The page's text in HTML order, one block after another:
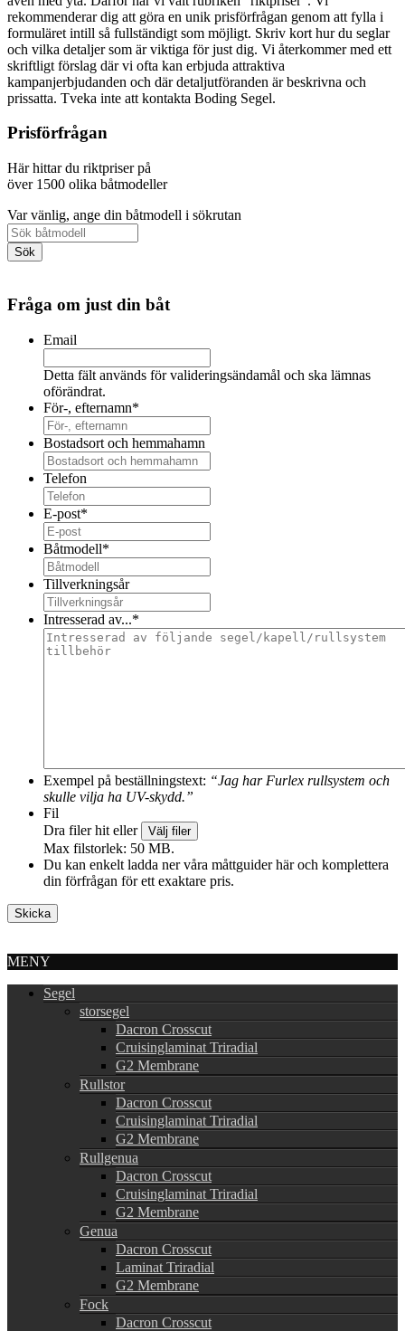
rekommenderar dig att göra en unik prisförfrågan genom att fylla i
formuläret intill så fullständigt som möjligt. Skriv kort hur du seglar
och vilka detaljer som är viktiga för just dig. Vi återkommer med ett
skriftligt förslag där vi ofta kan erbjuda attraktiva
kampanjerbjudanden och där detaljutföranden är beskrivna och
prissatta. Tveka inte att kontakta Boding Segel.
Prisförfrågan
Här hittar du riktpriser på
över 1500 olika båtmodeller
Var vänlig, ange din båtmodell i sökrutan
Fråga om just din båt
Email
Detta fält används för valideringsändamål och ska lämnas
oförändrat.
För-, efternamn*
Bostadsort och hemmahamn
Telefon
E-post*
Båtmodell*
Tillverkningsår
Intresserad av...*
Exempel på beställningstext: “Jag har Furlex rullsystem och
skulle vilja ha UV-skydd.”
Fil
Dra filer hit eller
Välj filer
Max filstorlek: 50 MB.
Du kan enkelt ladda ner våra måttguider här och komplettera
din förfrågan för ett exaktare pris.
MENY
Segel
storsegel
Dacron Crosscut
Cruisinglaminat Triradial
G2 Membrane
Rullstor
Dacron Crosscut
Cruisinglaminat Triradial
G2 Membrane
Rullgenua
Dacron Crosscut
Cruisinglaminat Triradial
G2 Membrane
Genua
Dacron Crosscut
Laminat Triradial
G2 Membrane
Fock
Dacron Crosscut